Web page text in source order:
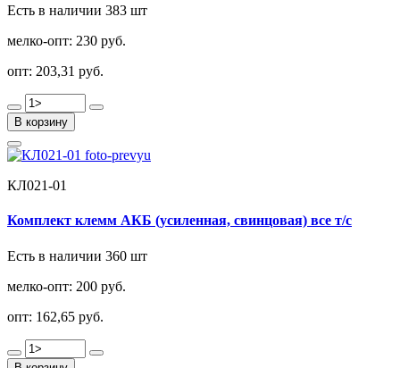
Есть в наличии 383 шт
мелко-опт: 230 руб.
опт: 203,31 руб.
В корзину
КЛ021-01
Комплект клемм АКБ (усиленная, свинцовая) все т/с
Есть в наличии 360 шт
мелко-опт: 200 руб.
опт: 162,65 руб.